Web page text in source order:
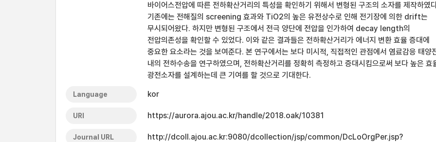
바이어스전압에 따른 전하확산거리의 특성을 확인하기 위해서 변형된 구조의 소자를 제작하였
기존에는 전해질의 screening 효과와 TiO2의 높은 유전상수로 인해 전기장에 의한 drift는
무시되어왔다. 하지만 변형된 구조에서 전극 양단에 전압을 인가하여 decay length의
전압의존성을 확인할 수 있었다. 이와 같은 결과들은 전하확산거리가 에너지 변환 효율 증대에
중요한 요소라는 것을 보여준다. 본 연구에서는 보다 미시적, 직접적인 관점에서 염료감응 태양
내의 전하수송을 연구하였으며, 전하확산거리를 정확히 측정하고 증대시킴으로써 보다 높은 효
광전소자를 설계하는데 큰 기여를 할 것으로 기대한다.
Language kor
URI https://aurora.ajou.ac.kr/handle/2018.oak/10381
Journal URL
http://dcoll.ajou.ac.kr:9080/dcollection/jsp/common/DcLoOrgPer.jsp?